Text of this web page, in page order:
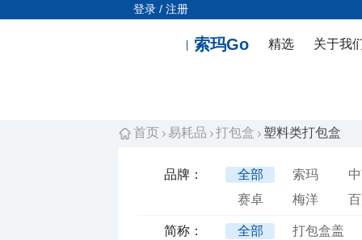
登录 / 注册
索玛Go 精选 关于我
首页 易耗品 打包盒 塑料类打包盒
品牌： 全部 索玛
赛卓
梅洋
简称： 全部
打包盒盖